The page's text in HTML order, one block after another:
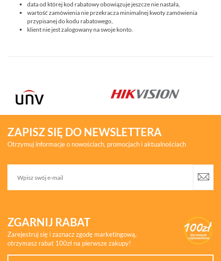
data od której kod rabatowy obowiązuje jeszcze nie nastała,
wartość zamówienia nie przekracza minimalnej kwoty zamówienia
przypisanej do kodu rabatowego,
klient nie jest zalogowany na swoje konto.
ZAPISZ SIĘ DO NEWSLETTERA
Otrzymuj informacje o nowościach, promocjach i aktualnościach
ZGARNIJ RABAT
Zarejestruj się i zaznacz zgodę marketingową,
otrzymasz rabat 100zł na pierwsze zakupy!